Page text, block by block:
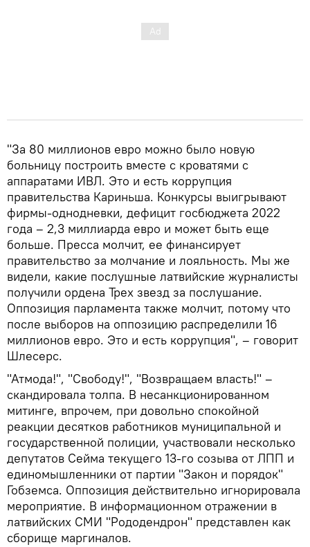
"За 80 миллионов евро можно было новую
больницу построить вместе с кроватями с
аппаратами ИВЛ. Это и есть коррупция
правительства Кариньша. Конкурсы выигрывают
фирмы-однодневки, дефицит госбюджета 2022
года – 2,3 миллиарда евро и может быть еще
больше. Пресса молчит, ее финансирует
правительство за молчание и лояльность. Мы же
видели, какие послушные латвийские журналисты
получили ордена Трех звезд за послушание.
Оппозиция парламента также молчит, потому что
после выборов на оппозицию распределили 16
миллионов евро. Это и есть коррупция", – говорит
Шлесерс.
"Атмода!", "Свободу!", "Возвращаем власть!" –
скандировала толпа. В несанкционированном
митинге, впрочем, при довольно спокойной
реакции десятков работников муниципальной и
государственной полиции, участвовали несколько
депутатов Сейма текущего 13-го созыва от ЛПП и
единомышленники от партии "Закон и порядок"
Гобземса. Оппозиция действительно игнорировала
мероприятие. В информационном отражении в
латвийских СМИ "Рододендрон" представлен как
сборище маргиналов.